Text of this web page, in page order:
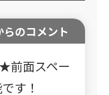
のコメント
前面スペー
す！